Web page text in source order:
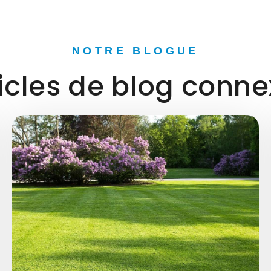
NOTRE BLOGUE
de blog